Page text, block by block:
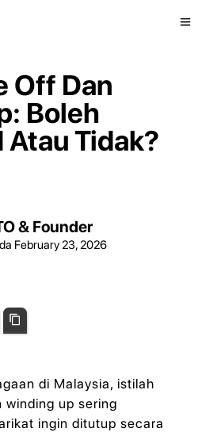
Off Dan
Boleh
Tidak?
& Founder
February 23, 2026
Telegram
di Malaysia, istilah
winding up sering
ingin ditutup secara